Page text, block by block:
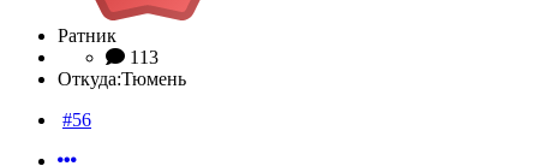
Ратник
113
Откуда:Тюмень
#56